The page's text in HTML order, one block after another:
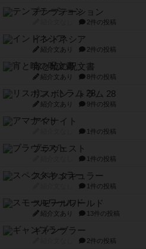
テンプテーション
2件の投稿
インドネシア
紹介文あり 2件の投稿
宵と暁の呪文書
紹介文あり 8件の投稿
リスボン・トラム 28
紹介文あり 9件の投稿
アマナイト
1件の投稿
ブラヴェスト
1件の投稿
スペクタキュラー
1件の投稿
スモールワールド
紹介文あり 13件の投稿
ギャンブラー
2件の投稿